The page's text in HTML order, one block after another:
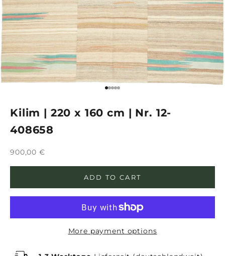
Go to item 1
Go to item 2
Go to item 3
Go to item 4
Go to item 5
Kilim | 220 x 160 cm | Nr. 12-
408658
Sale price
900,00 €
ADD TO CART
More payment options